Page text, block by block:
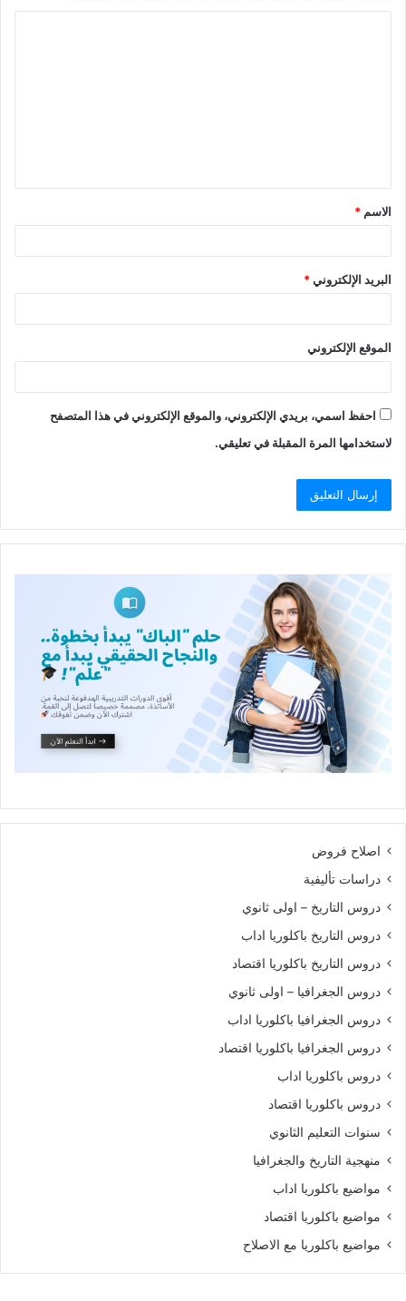
الاسم *
البريد الإلكتروني*
الموقع الإلكتروني
احفظ اسمي، بريدي الإلكتروني، والموقع الإلكتروني في هذا المتصفح
لاستخدامها المرة المقبلة في تعليقي.
اصلاح فروض
دراسات تأليفية
دروس التاريخ – اولى ثانوي
دروس التاريخ باكلوريا اداب
دروس التاريخ باكلوريا اقتصاد
دروس الجغرافيا – اولى ثانوي
دروس الجغرافيا باكلوريا اداب
دروس الجغرافيا باكلوريا اقتصاد
دروس باكلوريا اداب
دروس باكلوريا اقتصاد
سنوات التعليم الثانوي
منهجية التاريخ والجغرافيا
مواضيع باكلوريا اداب
مواضيع باكلوريا اقتصاد
مواضيع باكلوريا مع الاصلاح